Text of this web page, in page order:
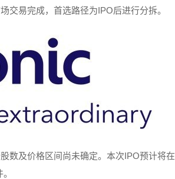
交易完成，首选路径为IPO后进行分拆。
数及价格区间尚未确定。本次IPO预计将在